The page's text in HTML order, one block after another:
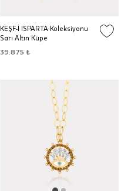
KEŞF-İ ISPARTA Koleksiyonu
Sarı Altın Küpe
39.875 ₺